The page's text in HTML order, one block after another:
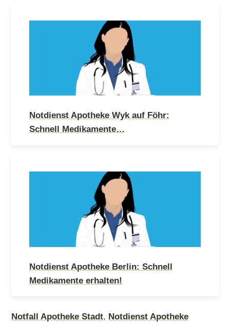
Notdienst Apotheke Wyk auf Föhr:
Schnell Medikamente…
Notdienst Apotheke Berlin: Schnell
Medikamente erhalten!
Notfall Apotheke Stadt, Notdienst Apotheke